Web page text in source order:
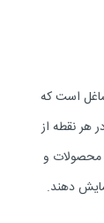
مشاغل است که
هر نقطه از
محصولات و
دهند.